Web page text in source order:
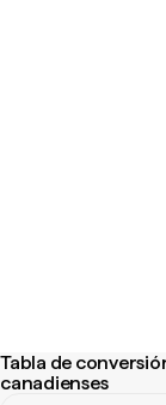
Tabla de
canadienses